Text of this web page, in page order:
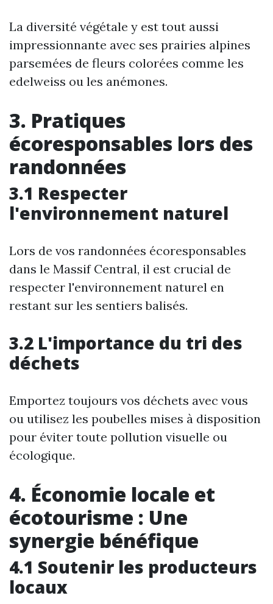
La diversité végétale y est tout aussi
impressionnante avec ses prairies alpines
parsemées de fleurs colorées comme les
edelweiss ou les anémones.
3. Pratiques
écoresponsables lors des
randonnées
3.1 Respecter
l'environnement naturel
Lors de vos randonnées écoresponsables
dans le Massif Central, il est crucial de
respecter l'environnement naturel en
restant sur les sentiers balisés.
3.2 L'importance du tri des
déchets
Emportez toujours vos déchets avec vous
ou utilisez les poubelles mises à disposition
pour éviter toute pollution visuelle ou
écologique.
4. Économie locale et
écotourisme : Une
synergie bénéfique
4.1 Soutenir les producteurs
locaux